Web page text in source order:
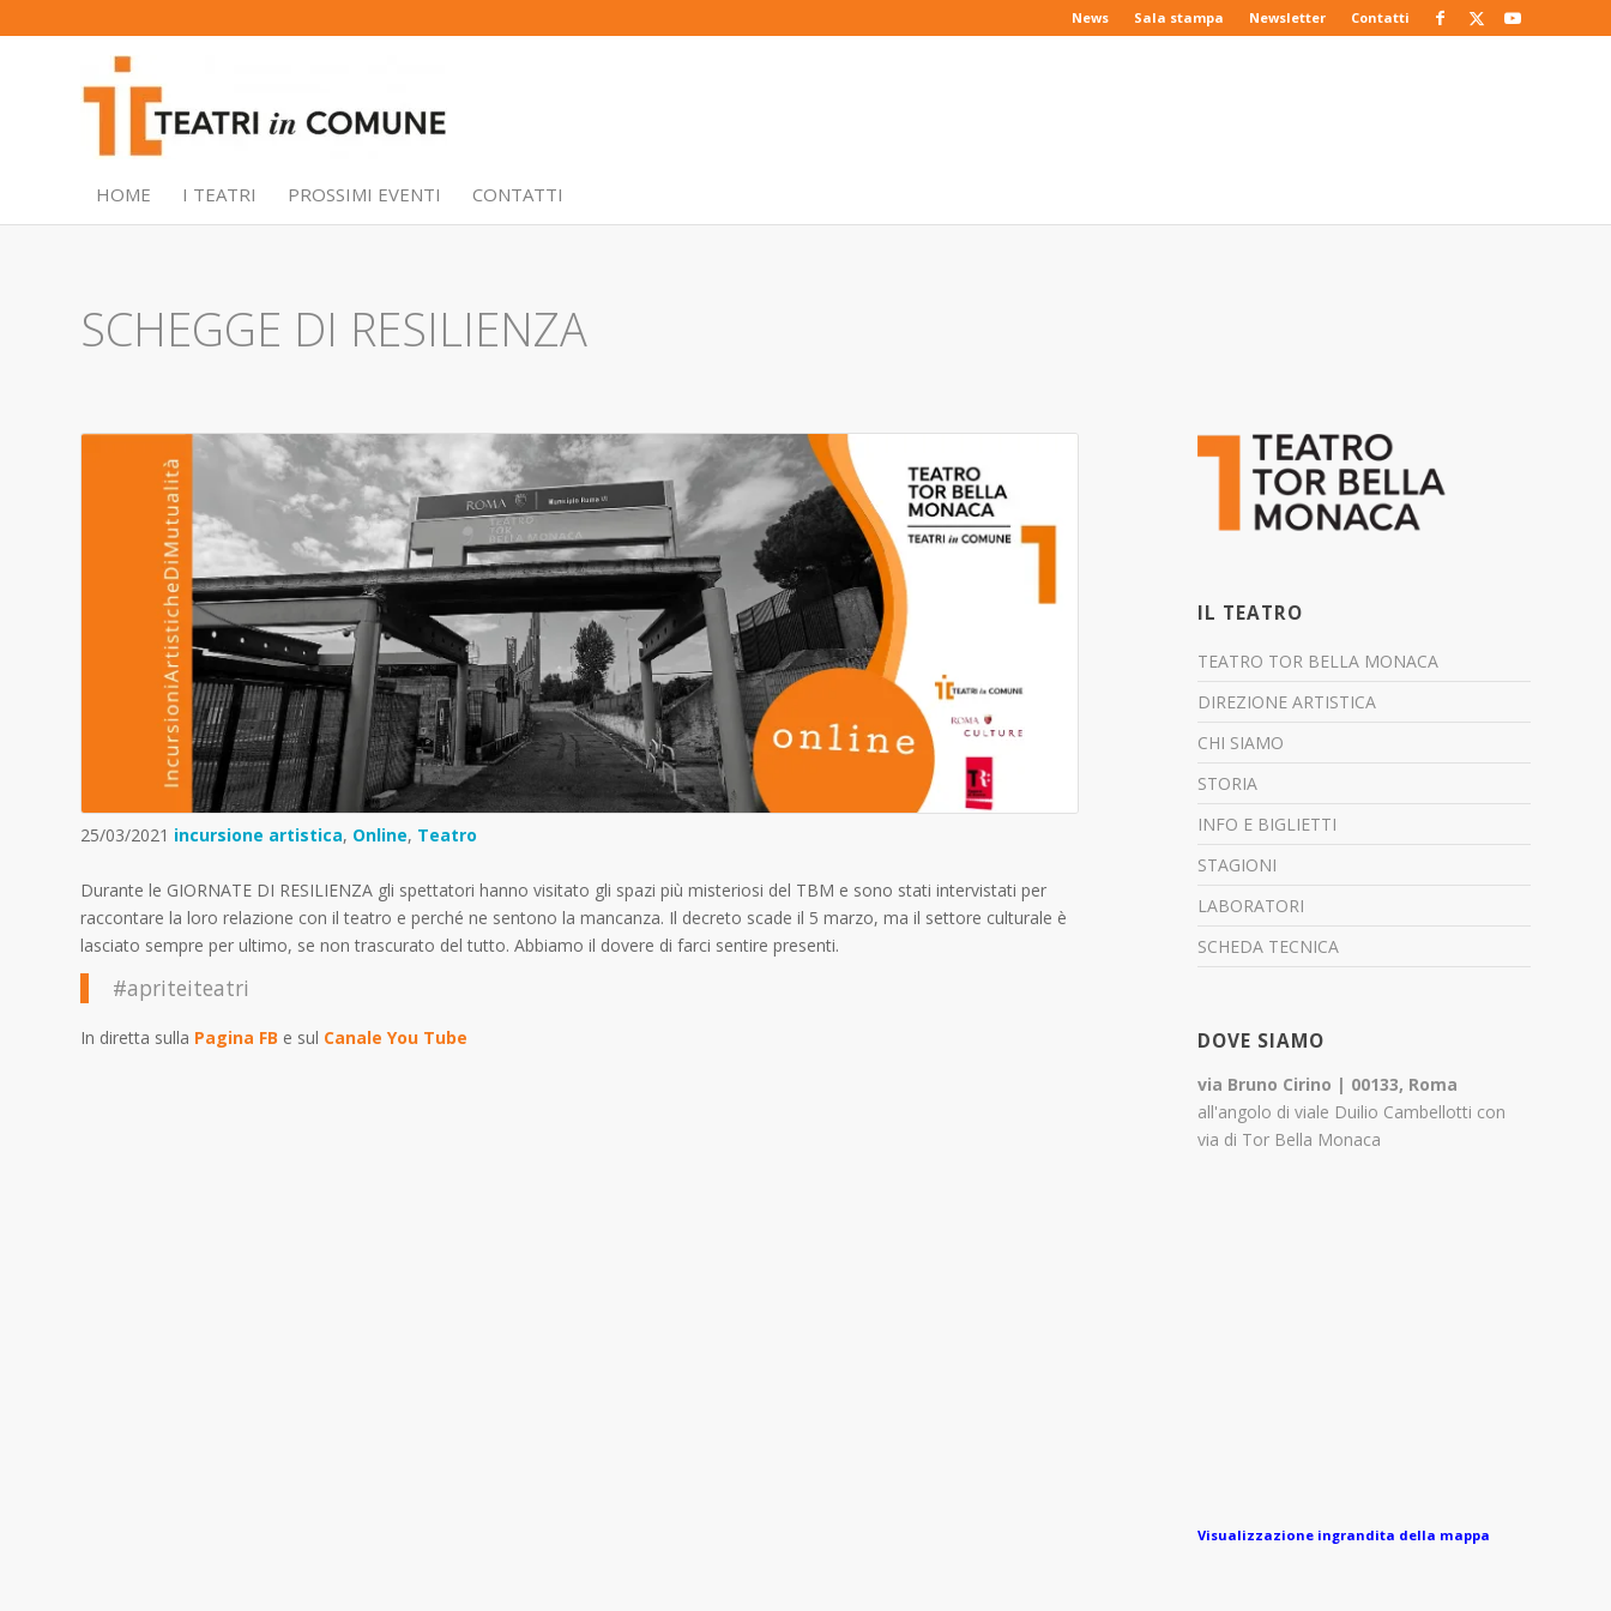
News Sala stampa Newsletter Contatti
HOME I TEATRI PROSSIMI EVENTI CONTATTI
SCHEGGE DI RESILIENZA
25/03/2021 incursione artistica, Online, Teatro
Durante le GIORNATE DI RESILIENZA gli spettatori hanno visitato gli spazi più misteriosi del TBM e sono stati intervistati per
raccontare la loro relazione con il teatro e perché ne sentono la mancanza. Il decreto scade il 5 marzo, ma il settore culturale è
lasciato sempre per ultimo, se non trascurato del tutto. Abbiamo il dovere di farci sentire presenti.
#apriteiteatri
In diretta sulla Pagina FB e sul Canale You Tube
IL TEATRO
TEATRO TOR BELLA MONACA
DIREZIONE ARTISTICA
CHI SIAMO
STORIA
INFO E BIGLIETTI
STAGIONI
LABORATORI
SCHEDA TECNICA
DOVE SIAMO
via Bruno Cirino | 00133, Roma
all'angolo di viale Duilio Cambellotti con
via di Tor Bella Monaca
Visualizzazione ingrandita della mappa